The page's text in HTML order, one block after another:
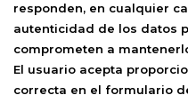
responden, en cualquier
autenticidad de los datos
comprometen a
El usuario acepta
correcta en el formulario